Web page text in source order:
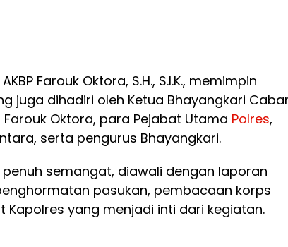
Farouk Oktora, S.H., S.I.K., memimpin
juga dihadiri oleh Ketua Bhayangkari
Farouk Oktora, para Pejabat Utama Polres,
serta pengurus Bhayangkari.
semangat, diawali dengan laporan
pasukan, pembacaan korps
yang menjadi inti dari kegiatan.